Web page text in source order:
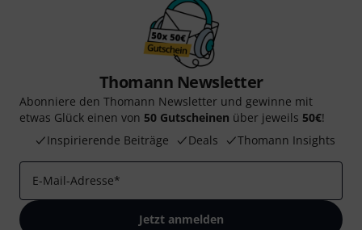
Thomann Newsletter
Abonniere den Thomann Newsletter und gewinne mit
etwas Glück einen von 50 Gutscheinen über jeweils 50€!
Inspirierende Beiträge
Deals Thomann Insights
E-Mail-Adresse*
Jetzt anmelden